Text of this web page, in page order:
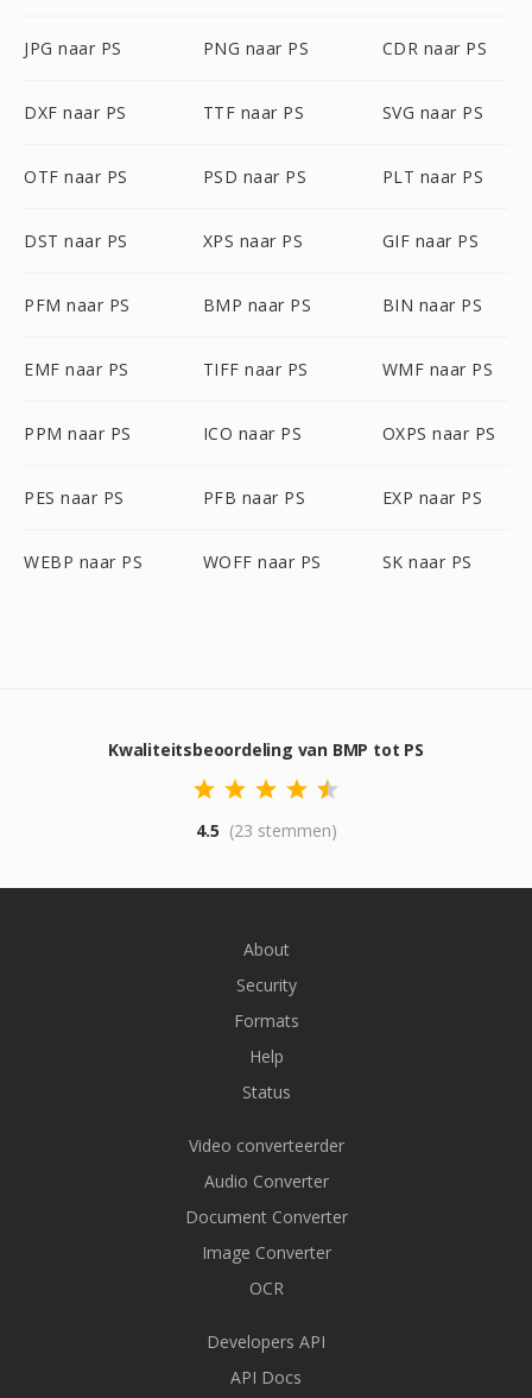
JPG naar PS PNG naar PS CDR naar PS
DXF naar PS TTF naar PS SVG naar PS
OTF naar PS PSD naar PS PLT naar PS
DST naar PS XPS naar PS GIF naar PS
PFM naar PS BMP naar PS BIN naar PS
EMF naar PS TIFF naar PS WMF naar PS
PPM naar PS ICO naar PS OXPS naar PS
PES naar PS PFB naar PS EXP naar PS
WEBP naar PS WOFF naar PS SK naar PS
Kwaliteitsbeoordeling van BMP tot PS
4.5 (23 stemmen)
About
Security
Formats
Help
Status
Video converteerder
Audio Converter
Document Converter
Image Converter
OCR
Developers API
API Docs